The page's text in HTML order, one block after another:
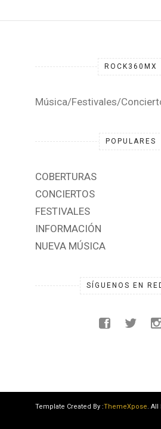
ROCK360MX
Música/Festivales/
POPULARES
COBERTURAS
CONCIERTOS
FESTIVALES
INFORMACIÓN
NUEVA MÚSICA
SÍGUENOS EN
Template Created By :ThemeXpose. All